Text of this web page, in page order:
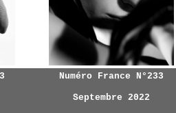
Numéro France N°233
Septembre 2022